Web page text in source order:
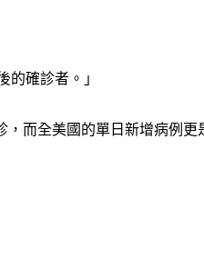
的確診者。」
而全美國的單日新增病例更